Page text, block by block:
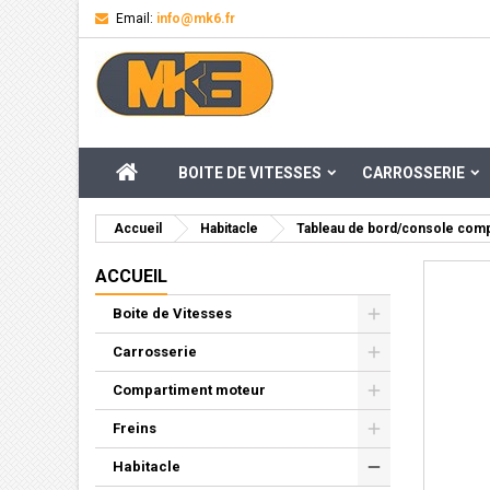
Email: info@mk6.fr
ACCUEILBOITE DE VITESSES CARROSSERIE
Accueil Habitacle Tableau de bord/console
ACCUEIL
Boite de Vitesses
Carrosserie
Compartiment moteur
Freins
Habitacle